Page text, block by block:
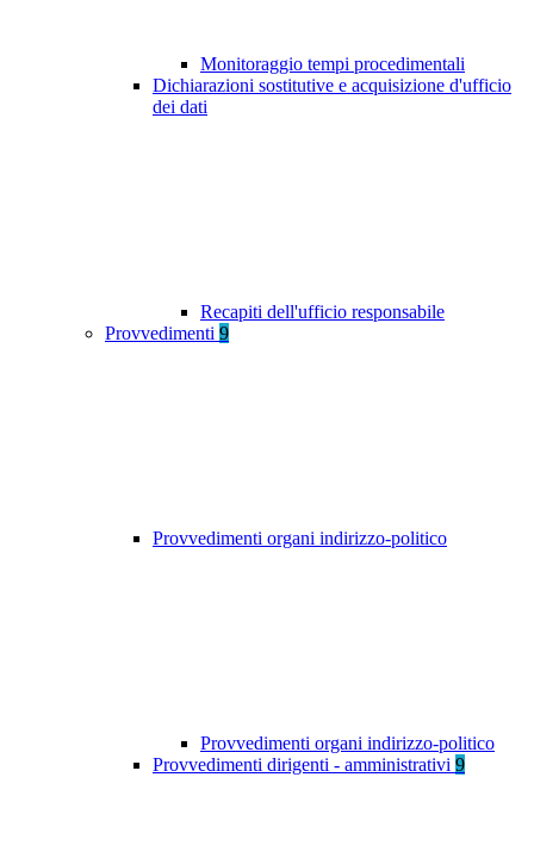
Monitoraggio tempi procedimentali
Dichiarazioni sostitutive e acquisizione d'ufficio
dei dati
Recapiti dell'ufficio responsabile
Provvedimenti 9
Provvedimenti organi indirizzo-politico
Provvedimenti organi indirizzo-politico
Provvedimenti dirigenti - amministrativi 9